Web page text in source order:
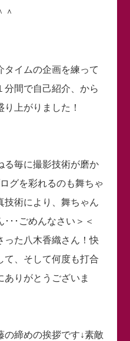
＾
タイムの企画を練って
分間で自己紹介、から
上がりました！
る毎に撮影技術が磨か
グを彩れるのも舞ちゃ
技術により、舞ちゃん
･･ごめんなさい＞＜
った八木香織さん！快
て、そして何度も打合
りがとうございま
の締めの挨拶です↓素敵